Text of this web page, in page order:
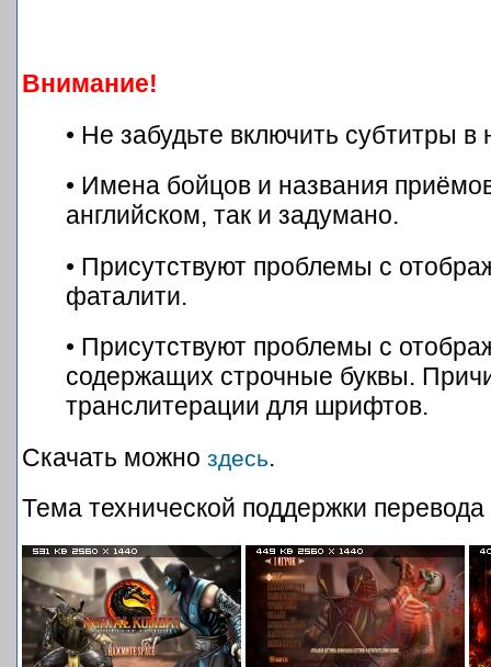
Внимание!
• Не забудьте включить субтитры в
• Имена бойцов и названия
английском, так и задумано.
• Присутствуют проблемы с
фаталити.
• Присутствуют проблемы с
содержащих строчные буквы.
транслитерации для шрифтов.
Скачать можно здесь.
Тема технической поддержки